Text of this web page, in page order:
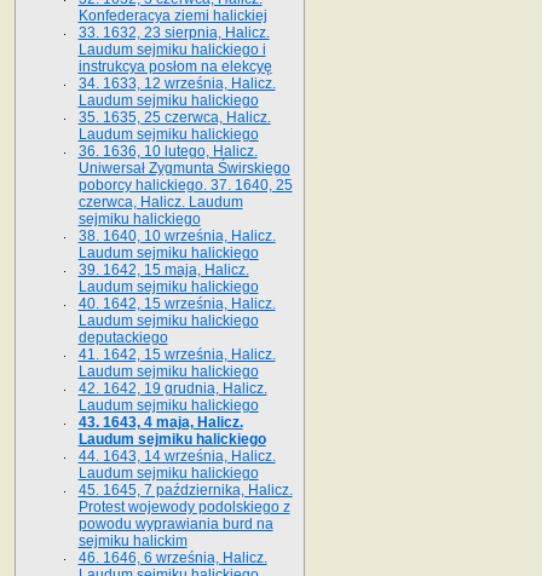
Konfederacya ziemi halickiej
33. 1632, 23 sierpnia, Halicz.
Laudum sejmiku halickiego i
instrukcya posłom na elekcyę
34. 1633, 12 września, Halicz.
Laudum sejmiku halickiego
35. 1635, 25 czerwca, Halicz.
Laudum sejmiku halickiego
36. 1636, 10 lutego, Halicz.
Uniwersał Zygmunta Świrskiego
poborcy halickiego. 37. 1640, 25
czerwca, Halicz. Laudum
sejmiku halickiego
38. 1640, 10 września, Halicz.
Laudum sejmiku halickiego
39. 1642, 15 maja, Halicz.
Laudum sejmiku halickiego
40. 1642, 15 września, Halicz.
Laudum sejmiku halickiego
deputackiego
41. 1642, 15 września, Halicz.
Laudum sejmiku halickiego
42. 1642, 19 grudnia, Halicz.
Laudum sejmiku halickiego
43. 1643, 4 maja, Halicz.
Laudum sejmiku halickiego
44. 1643, 14 września, Halicz.
Laudum sejmiku halickiego
45. 1645, 7 października, Halicz.
Protest wojewody podolskiego z
powodu wyprawiania burd na
sejmiku halickim
46. 1646, 6 września, Halicz.